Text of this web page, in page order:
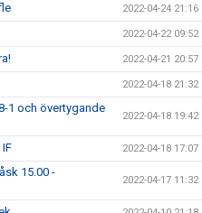
2022-04-24 21:16
2022-04-22 09:52
2022-04-21 20:57
2022-04-18 21:32
1 och övertygande
2022-04-18 19:42
2022-04-18 17:07
15.00 -
2022-04-17 11:32